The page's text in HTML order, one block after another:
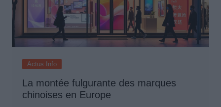
Actus Info
La montée fulgurante des marques
chinoises en Europe